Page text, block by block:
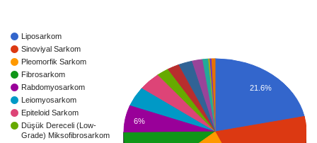
Liposarkom
Sinoviyal Sarkom
Pleomorfik Sarkom
Fibrosarkom
Rabdomyosarkom
Leiomyosarkom
Epiteloid Sarkom
Düşük Dereceli (Low-
Grade) Miksofibrosarkom
21.6%
6%